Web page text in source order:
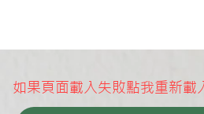
如果頁面載入失敗點我重新載